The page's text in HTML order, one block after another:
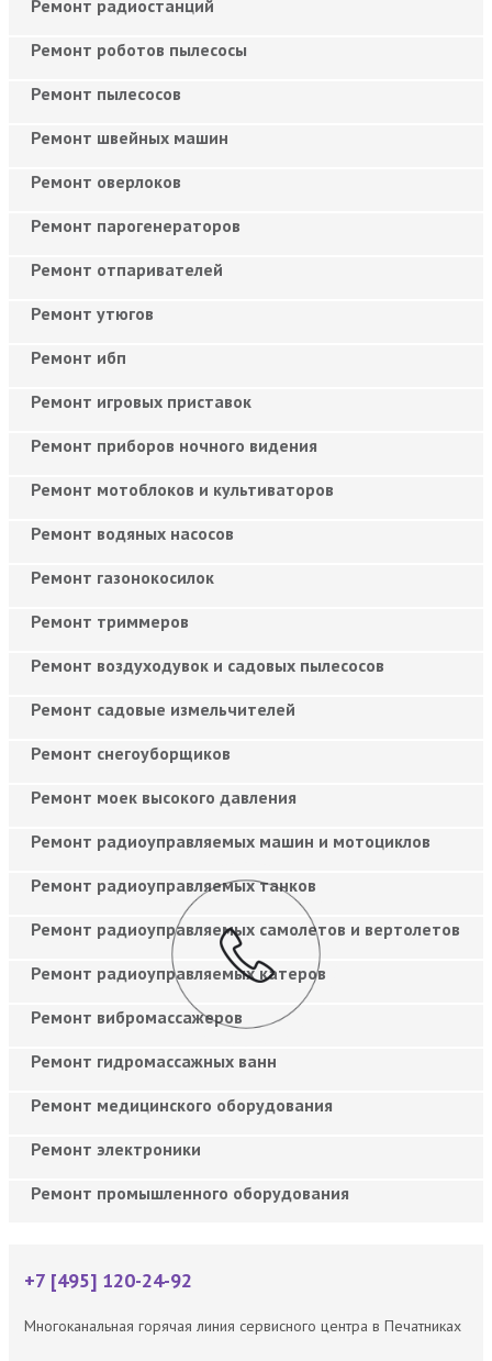
Ремонт радиостанций
Ремонт роботов пылесосы
Ремонт пылесосов
Ремонт швейных машин
Ремонт оверлоков
Ремонт парогенераторов
Ремонт отпаривателей
Ремонт утюгов
Ремонт ибп
Ремонт игровых приставок
Ремонт приборов ночного видения
Ремонт мотоблоков и культиваторов
Ремонт водяных насосов
Ремонт газонокосилок
Ремонт триммеров
Ремонт воздуходувок и садовых пылесосов
Ремонт садовые измельчителей
Ремонт снегоуборщиков
Ремонт моек высокого давления
Ремонт радиоуправляемых машин и мотоциклов
Ремонт радиоуправляемых танков
Ремонт радиоуправляемых самолетов и вертолетов
Ремонт радиоуправляемых катеров
Ремонт вибромассажеров
Ремонт гидромассажных ванн
Ремонт медицинского оборудования
Ремонт электроники
Ремонт промышленного оборудования
+7 [495] 120-24-92
Многоканальная горячая линия сервисного центра в Печатниках